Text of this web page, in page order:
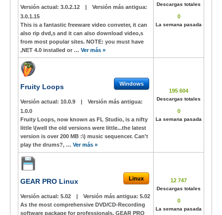
Versión actual: 3.0.2.12 |
Versión más antigua:
3.0.1.15
This is a fantastic freeware video conveter, it can
also rip dvd,s and it can also download video,s
from most popular sites. NOTE: you must have
,NET 4.0 installed or … Ver más »
Descargas totales
0
La semana pasada
Fruity Loops Windows
Versión actual: 10.0.9 |
Versión más antigua:
1.0.0
Fruity Loops, now known as FL Studio, is a nifty
little \(well the old versions were little...the latest
version is over 200 MB :\) music sequencer. Can't
play the drums?, … Ver más »
195 604
Descargas totales
0
La semana pasada
GEAR PRO Linux Linux
Versión actual: 5.02 | Versión más antigua: 5.02
As the most comprehensive DVD/CD-Recording
software package for professionals, GEAR PRO
12 747
Descargas totales
0
La semana pasada